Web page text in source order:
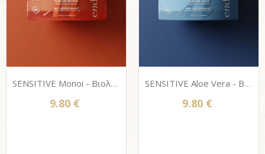
SENSITIVE Monoi - Βιολογικό Αποσμητικό για ευαίσθητο δέρμα Endro, 100% Φυσική σύνθεση, 50ml
9.80 €
SENSITIVE Aloe Vera - Βιολογικό Αποσμητικό για ευαίσθητο δέρμα Endro, 100% Φυσική σύνθεση, 50ml
9.80 €